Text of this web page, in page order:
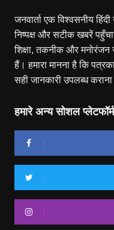
जनवार्ता एक विश्वसनीय
निष्पक्ष और सटीक खबरें
शिक्षा, तकनीक और मनोरंजन
हैं। हमारा मानना है कि
सही जानकारी उपलब्ध
हमारे अन्य सोशल प्लेटफॉर्म